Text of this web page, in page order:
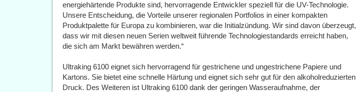
energiehärtende Produkte sind, hervorragende Entwickler speziell für die UV-Technologie.
Unsere Entscheidung, die Vorteile unserer regionalen Portfolios in einer kompakten
Produktpalette für Europa zu kombinieren, war die Initialzündung. Wir sind davon überzeugt,
dass wir mit diesen neuen Serien weltweit führende Technologiestandards erreicht haben,
die sich am Markt bewähren werden.“
Ultraking 6100 eignet sich hervorragend für gestrichene und ungestrichene Papiere und
Kartons. Sie bietet eine schnelle Härtung und eignet sich sehr gut für den alkoholreduzierten
Druck. Des Weiteren ist Ultraking 6100 dank der geringen Wasseraufnahme, der